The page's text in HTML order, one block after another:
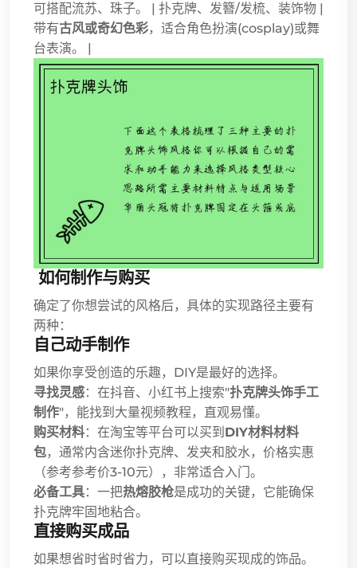
可搭配流苏、珠子。 | 扑克牌、发簪/发梳、装饰物 |
带有古风或奇幻色彩，适合角色扮演(cosplay)或舞
台表演。 |
️ 如何制作与购买
确定了你想尝试的风格后，具体的实现路径主要有
两种：
自己动手制作
如果你享受创造的乐趣，DIY是最好的选择。
寻找灵感：在抖音、小红书上搜索"扑克牌头饰手工
制作"，能找到大量视频教程，直观易懂。
购买材料：在淘宝等平台可以买到 DIY材料材料
包，通常内含迷你扑克牌、发夹和胶水，价格实惠
（参考参考价3-10元），非常适合入门。
必备工具：一把热熔胶枪是成功的关键，它能确保
扑克牌牢固地粘合。
直接购买成品
如果想省时省时省力，可以直接购买现成的饰品。